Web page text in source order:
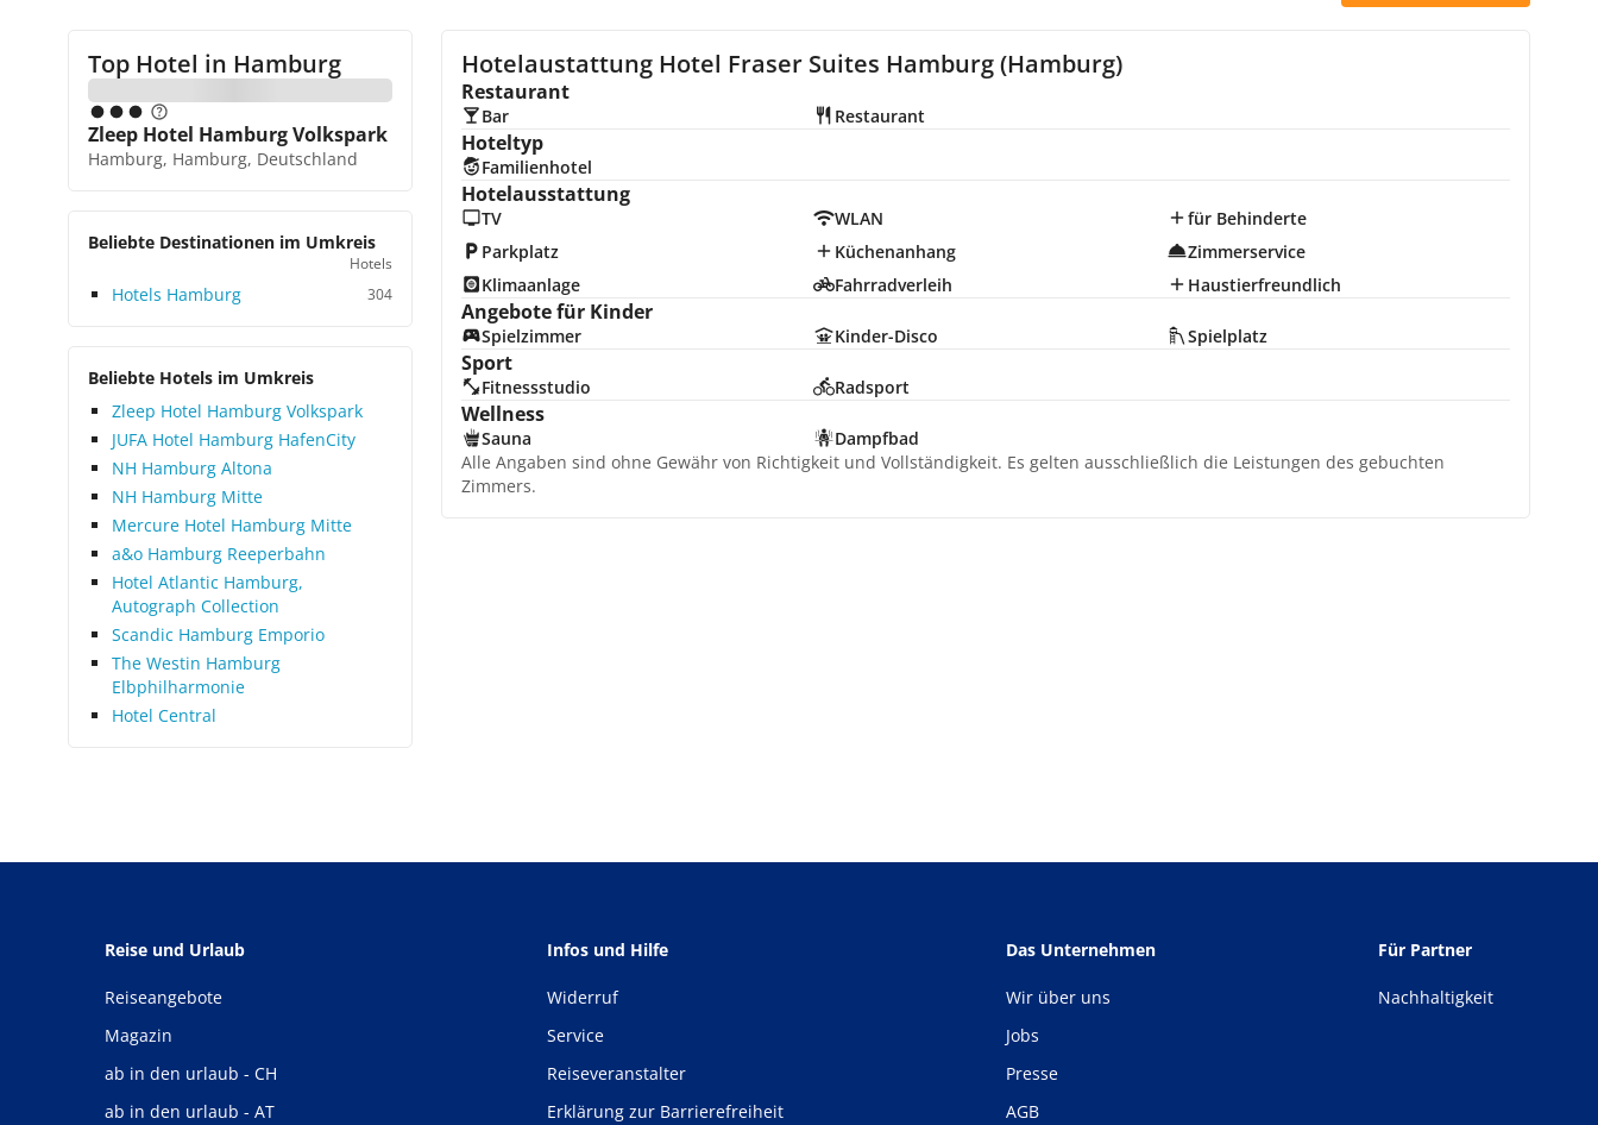
Top Hotel in Hamburg
Zleep Hotel Hamburg Volkspark
Hamburg, Hamburg, Deutschland
Beliebte Destinationen im Umkreis
Hotels
Hotels Hamburg 304
Beliebte Hotels im Umkreis
Zleep Hotel Hamburg Volkspark
JUFA Hotel Hamburg HafenCity
NH Hamburg Altona
NH Hamburg Mitte
Mercure Hotel Hamburg Mitte
a&o Hamburg Reeperbahn
Hotel Atlantic Hamburg,
Autograph Collection
Scandic Hamburg Emporio
The Westin Hamburg
Elbphilharmonie
Hotel Central
Hotelaustattung Hotel Fraser Suites Hamburg (Hamburg)
Restaurant
Bar Restaurant
Hoteltyp
Familienhotel
Hotelausstattung
TV WLAN
für Behinderte
Parkplatz
Küchenanhang
Zimmerservice
Klimaanlage
Fahrradverleih Haustierfreundlich
Angebote für Kinder
Spielzimmer Kinder-Disco Spielplatz
Sport
Fitnessstudio Radsport
Wellness
Sauna
Dampfbad
Alle Angaben sind ohne Gewähr von Richtigkeit und Vollständigkeit. Es gelten ausschließlich die Leistungen des gebuchten
Zimmers.
Reise und Urlaub
Reiseangebote
Magazin
ab in den urlaub - CH
ab in den urlaub - AT
Infos und Hilfe
Widerruf
Service
Reiseveranstalter
Erklärung zur Barrierefreiheit
Das Unternehmen
Wir über uns
Jobs
Presse
AGB
Für Partner
Nachhaltigkeit